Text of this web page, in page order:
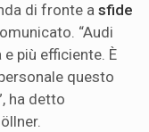
di fronte a sfide
“Audi
più efficiente. È
questo
ha detto